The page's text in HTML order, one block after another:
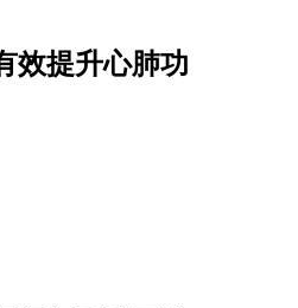
效提升心肺功